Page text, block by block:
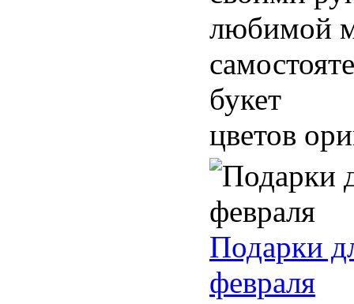
любимой
букет
цветов
Подарки
февраля